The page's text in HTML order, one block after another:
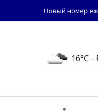
Новый номер
16°C -